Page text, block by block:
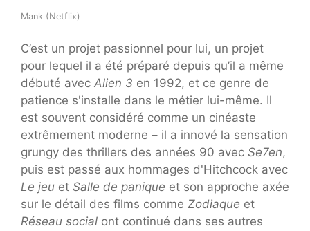
Mank (Netflix)
C’est un projet passionnel pour lui, un projet
pour lequel il a été préparé depuis qu’il a même
débuté avec Alien 3 en 1992, et ce genre de
patience s'installe dans le métier lui-même. Il
est souvent considéré comme un cinéaste
extrêmement moderne – il a innové la sensation
grungy des thrillers des années 90 avec Se7en,
puis est passé aux hommages d'Hitchcock avec
Le jeu et Salle de panique et son approche axée
sur le détail des films comme Zodiaque et
Réseau social ont continué dans ses autres